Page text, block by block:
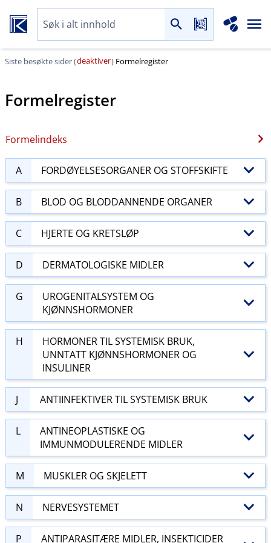
Siste besøkte sider (deaktiver) Formelregister
Formelregister
Formelindeks
A FORDØYELSESORGANER OG STOFFSKIFTE
B BLOD OG BLODDANNENDE ORGANER
C HJERTE OG KRETSLØP
D DERMATOLOGISKE MIDLER
G
UROGENITALSYSTEM OG
KJØNNSHORMONER
H
HORMONER TIL SYSTEMISK BRUK,
UNNTATT KJØNNSHORMONER OG
INSULINER
J ANTIINFEKTIVER TIL SYSTEMISK BRUK
L
ANTINEOPLASTISKE OG
IMMUNMODULERENDE MIDLER
M MUSKLER OG SKJELETT
N NERVESYSTEMET
P ANTIPARASITÆRE MIDLER, INSEKTICIDER